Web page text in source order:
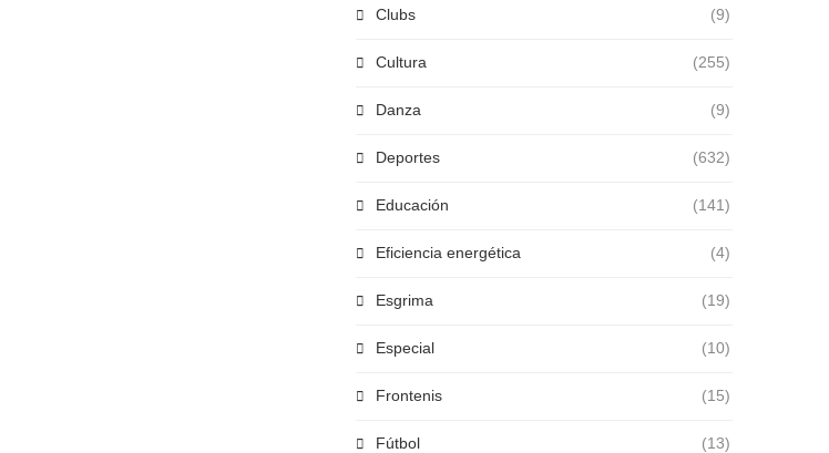
Clubs (9)
Cultura (255)
Danza (9)
Deportes (632)
Educación (141)
Eficiencia energética (4)
Esgrima (19)
Especial (10)
Frontenis (15)
Fútbol (13)